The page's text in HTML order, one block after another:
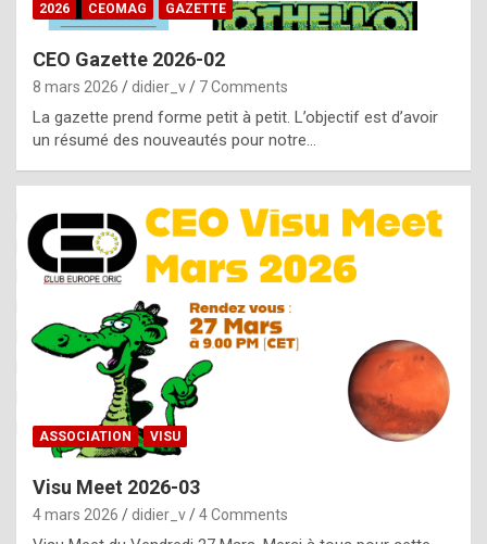
y
g
e
n
u
i
n
e
R
o
p
2026 CEOMAG GAZETTE
CEO Gazette 2026-02
8 mars 2026 didier_v 7 Comments
La gazette prend forme petit à petit. L’objectif est d’avoir
un résumé des nouveautés pour notre…
ASSOCIATION VISU
Visu Meet 2026-03
4 mars 2026 didier_v 4 Comments